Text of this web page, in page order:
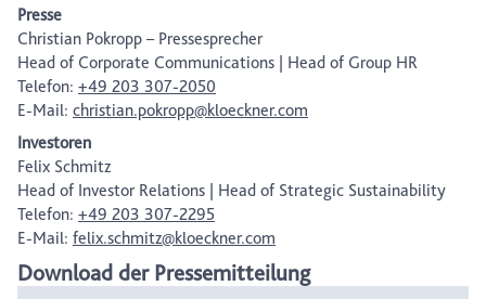
Presse
Christian Pokropp – Pressesprecher
Head of Corporate Communications | Head of Group HR
Telefon: +49 203 307-2050
E-Mail: christian.pokropp@kloeckner.com
Investoren
Felix Schmitz
Head of Investor Relations | Head of Strategic Sustainability
Telefon: +49 203 307-2295
E-Mail: felix.schmitz@kloeckner.com
Download der Pressemitteilung